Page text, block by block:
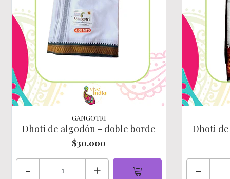
GANGOTRI
Dhoti de algodón - doble borde
$30.000
- +
Dhoti
-